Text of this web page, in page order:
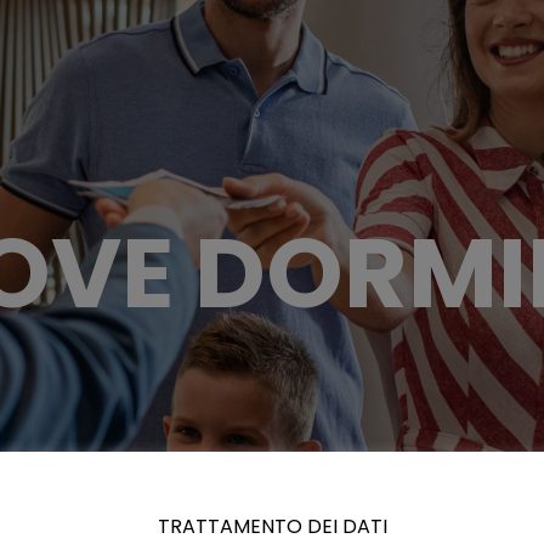
TRATTAMENTO DEI DATI